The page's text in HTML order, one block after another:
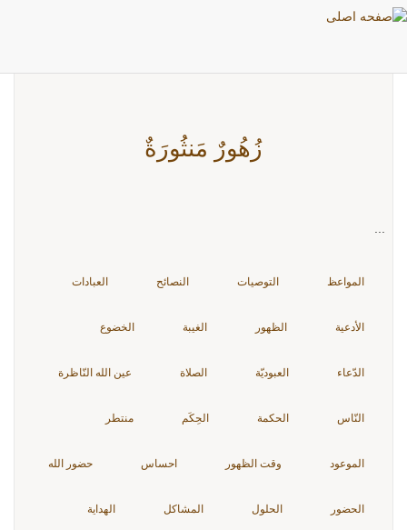
زُهُورٌ مَنثُورَةٌ
...
المواعظ التوصيات النصائح العبادات
الأدعية الظهور الغيبة الخضوع
الدّعاء العبوديّة الصلاة عين الله النّاظرة
النّاس الحكمة الحِكَم منتطر
الموعود وقت الظهور احساس حضور الله
الحضور الحلول المشاكل الهداية